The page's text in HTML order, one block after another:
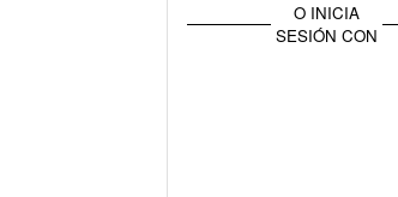
O INICIA
SESIÓN CON